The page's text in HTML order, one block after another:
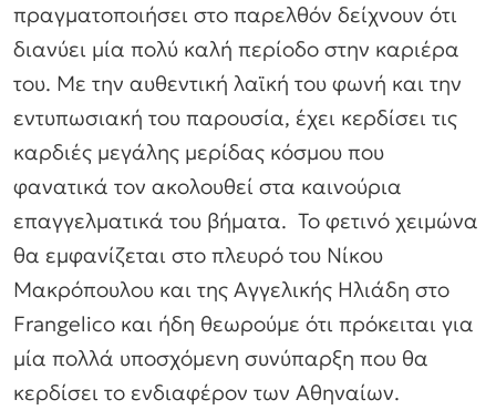
πραγματοποιήσει στο παρελθόν δείχνουν ότι
διανύει μία πολύ καλή περίοδο στην καριέρα
του. Με την αυθεντική λαϊκή του φωνή και την
εντυπωσιακή του παρουσία, έχει κερδίσει τις
καρδιές μεγάλης μερίδας κόσμου που
φανατικά τον ακολουθεί στα καινούρια
επαγγελματικά του βήματα. Το φετινό χειμώνα
θα εμφανίζεται στο πλευρό του Νίκου
Μακρόπουλου και της Αγγελικής Ηλιάδη στο
Frangelico και ήδη θεωρούμε ότι πρόκειται για
μία πολλά υποσχόμενη συνύπαρξη που θα
κερδίσει το ενδιαφέρον των Αθηναίων.